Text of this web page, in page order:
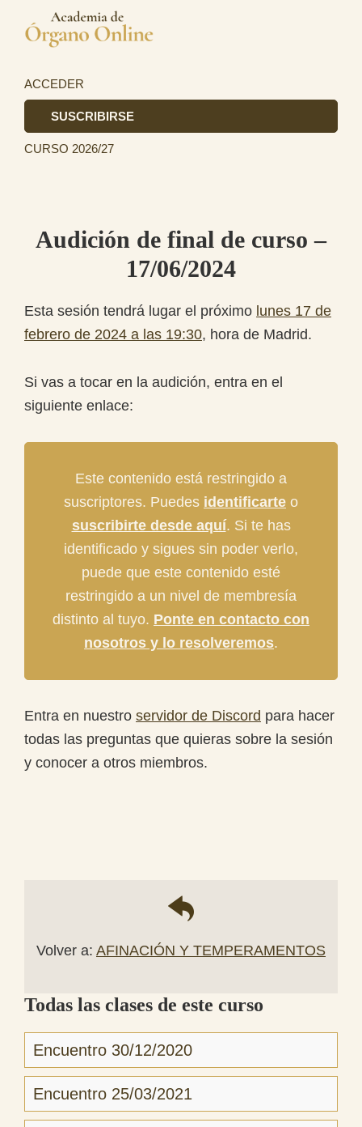
navegación
principal
principal
Órgano
primera
academia
de
Órgano
ACCEDER
SUSCRIBIRSE
CURSO 2026/27
Audición de final de curso –
17/06/2024
Esta sesión tendrá lugar el próximo lunes 17 de
febrero de 2024 a las 19:30, hora de Madrid.
Si vas a tocar en la audición, entra en el
siguiente enlace:
Este contenido está restringido a
suscriptores. Puedes identificarte o
suscribirte desde aquí. Si te has
identificado y sigues sin poder verlo,
puede que este contenido esté
restringido a un nivel de membresía
distinto al tuyo. Ponte en contacto con
nosotros y lo resolveremos.
Entra en nuestro servidor de Discord para hacer
todas las preguntas que quieras sobre la sesión
y conocer a otros miembros.
Volver a: AFINACIÓN Y TEMPERAMENTOS
Todas las clases de este curso
Encuentro 30/12/2020
Encuentro 25/03/2021